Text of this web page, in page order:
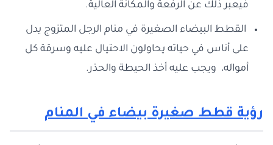
فيعبر ذلك عن الرفعة والمكانة العالية.
القطط البيضاء الصغيرة في منام الرجل المتزوج يدل
على أناس في حياته يحاولون الاحتيال عليه وسرقة كل
أمواله، ويجب عليه أخذ الحيطة والحذر.
رؤية قطط صغيرة بيضاء في المنام